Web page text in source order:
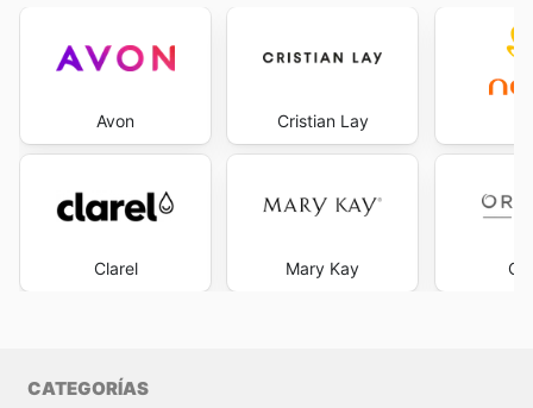
Avon
Clarel
Cristian Lay
Mary Kay
CATEGORÍAS